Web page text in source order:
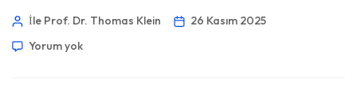
İle Prof. Dr. Thomas Klein
26 Kasım 2025
Yorum yok